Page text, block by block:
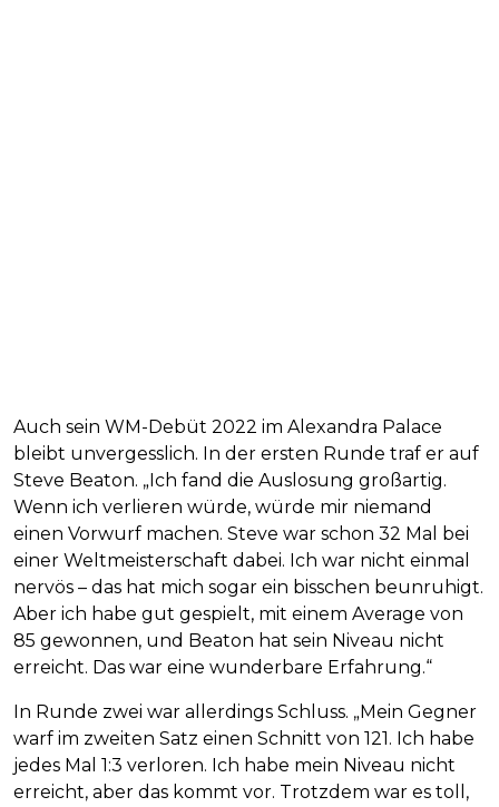
Auch sein WM-Debüt 2022 im Alexandra Palace
bleibt unvergesslich. In der ersten Runde traf er auf
Steve Beaton. „Ich fand die Auslosung großartig.
Wenn ich verlieren würde, würde mir niemand
einen Vorwurf machen. Steve war schon 32 Mal bei
einer Weltmeisterschaft dabei. Ich war nicht einmal
nervös – das hat mich sogar ein bisschen beunruhigt.
Aber ich habe gut gespielt, mit einem Average von
85 gewonnen, und Beaton hat sein Niveau nicht
erreicht. Das war eine wunderbare Erfahrung.“
In Runde zwei war allerdings Schluss. „Mein Gegner
warf im zweiten Satz einen Schnitt von 121. Ich habe
jedes Mal 1:3 verloren. Ich habe mein Niveau nicht
erreicht, aber das kommt vor. Trotzdem war es toll,